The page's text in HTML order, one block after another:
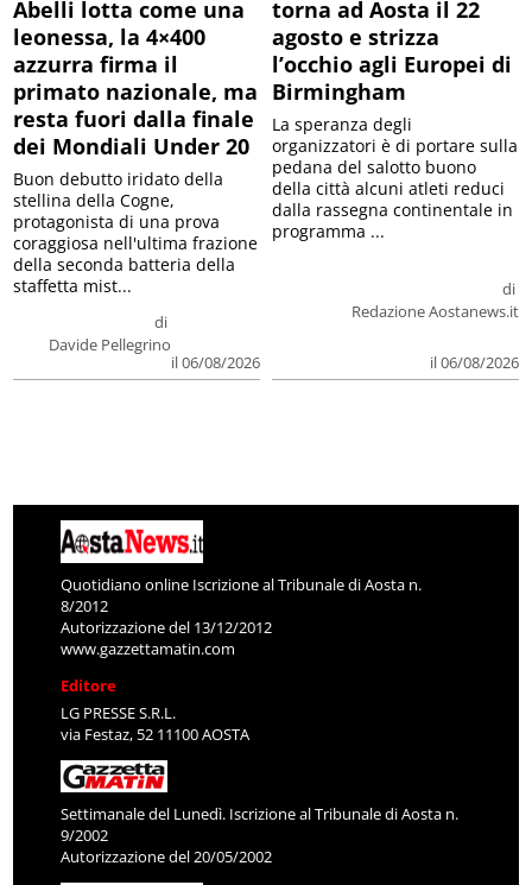
Abelli lotta come una
leonessa, la 4×400
azzurra firma il
primato nazionale, ma
resta fuori dalla finale
dei Mondiali Under 20
di
Davide Pellegrino
il 06/08/2026
Buon debutto iridato della
stellina della Cogne,
protagonista di una prova
coraggiosa nell'ultima frazione
della seconda batteria della
staffetta mist...
torna ad Aosta il 22
agosto e strizza
l’occhio agli Europei di
Birmingham
di
Redazione Aostanews.it
il 06/08/2026
La speranza degli
organizzatori è di portare sulla
pedana del salotto buono
della città alcuni atleti reduci
dalla rassegna continentale in
programma ...
Quotidiano online Iscrizione al Tribunale di Aosta n.
8/2012
Autorizzazione del 13/12/2012
www.gazzettamatin.com
Editore
LG PRESSE S.R.L.
via Festaz, 52 11100 AOSTA
Settimanale del Lunedì. Iscrizione al Tribunale di Aosta n.
9/2002
Autorizzazione del 20/05/2002